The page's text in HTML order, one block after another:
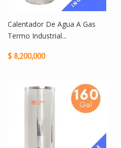
Calentador De Agua A Gas
Termo Industrial...
$ 8,200,000